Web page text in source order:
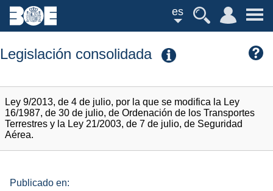
es
Legislación consolidada
Ley 9/2013, de 4 de julio, por la que se modifica la Ley
16/1987, de 30 de julio, de Ordenación de los Transportes
Terrestres y la Ley 21/2003, de 7 de julio, de Seguridad
Aérea.
Publicado en: